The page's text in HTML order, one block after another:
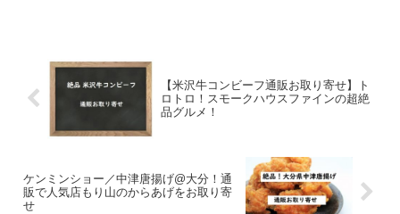
【米沢牛コンビーフ通販お取り寄せ】ト
ロトロ！スモークハウスファインの超絶
品グルメ！
ケンミンショー／中津唐揚げ@大分！通
販で人気店もり山のからあげをお取り寄
せ